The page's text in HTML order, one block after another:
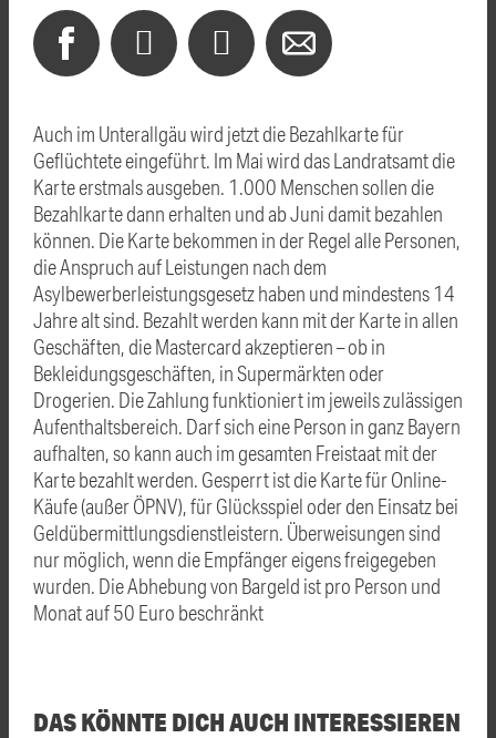
Auch im Unterallgäu wird jetzt die Bezahlkarte für
Geflüchtete eingeführt. Im Mai wird das Landratsamt die
Karte erstmals ausgeben. 1.000 Menschen sollen die
Bezahlkarte dann erhalten und ab Juni damit bezahlen
können. Die Karte bekommen in der Regel alle Personen,
die Anspruch auf Leistungen nach dem
Asylbewerberleistungsgesetz haben und mindestens 14
Jahre alt sind. Bezahlt werden kann mit der Karte in allen
Geschäften, die Mastercard akzeptieren – ob in
Bekleidungsgeschäften, in Supermärkten oder
Drogerien. Die Zahlung funktioniert im jeweils zulässigen
Aufenthaltsbereich. Darf sich eine Person in ganz Bayern
aufhalten, so kann auch im gesamten Freistaat mit der
Karte bezahlt werden. Gesperrt ist die Karte für Online-
Käufe (außer ÖPNV), für Glücksspiel oder den Einsatz bei
Geldübermittlungsdienstleistern. Überweisungen sind
nur möglich, wenn die Empfänger eigens freigegeben
wurden. Die Abhebung von Bargeld ist pro Person und
Monat auf 50 Euro beschränkt
DAS KÖNNTE DICH AUCH INTERESSIEREN